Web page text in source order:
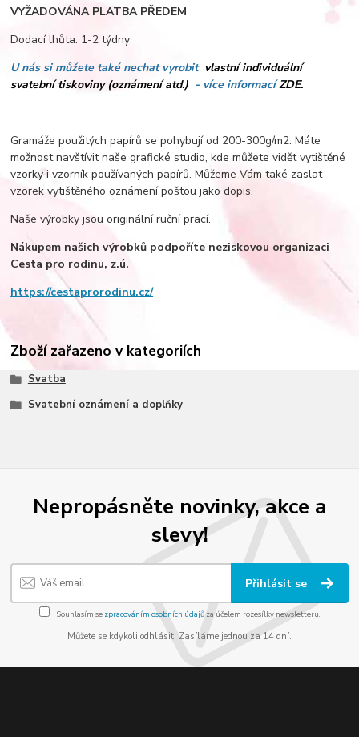
VYŽADOVÁNA PLATBA PŘEDEM
Dodací lhůta: 1-2 týdny
U nás si můžete také nechat vyrobit vlastní individuální
svatební tiskoviny (oznámení atd.) - více informacíZDE.
Gramáže použitých papírů se pohybují od 200-300g/m2. Máte
možnost navštívit naše grafické studio, kde můžete vidět vytištěné
vzorky i vzorník používaných papírů. Můžeme Vám také zaslat
vzorek vytištěného oznámení poštou jako dopis.
Naše výrobky jsou originální ruční prací.
Nákupem našich výrobků podpoříte neziskovou organizaci
Cesta pro rodinu, z.ú.­
https://cestaprorodinu.cz/
Zboží zařazeno v kategoriích
Svatba
Svatební oznámení a doplňky
Nepropásněte novinky, akce a
slevy!
Přihlásit se
Souhlasím se zpracováním osobních údajůza účelem rozesílky newsletteru.
Můžete se kdykoli odhlásit. Zasíláme jednou za 14 dní.